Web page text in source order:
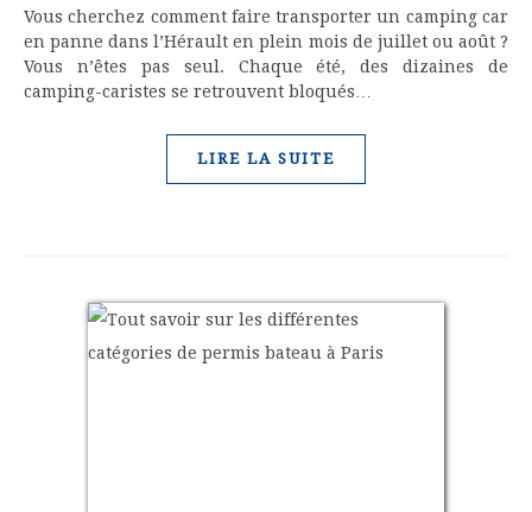
Vous cherchez comment faire transporter un camping car
en panne dans l’Hérault en plein mois de juillet ou août ?
Vous n’êtes pas seul. Chaque été, des dizaines de
camping-caristes se retrouvent bloqués…
LIRE LA SUITE